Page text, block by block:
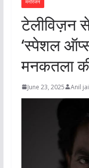
टेलीविज़न
‘स्पेशल
मनकतला की
June 23, 2025 Anil